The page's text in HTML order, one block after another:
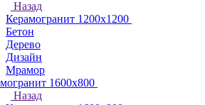
Назад
Керамогранит 1200x1200
Бетон
Дерево
Дизайн
Мрамор
1600х800
Назад